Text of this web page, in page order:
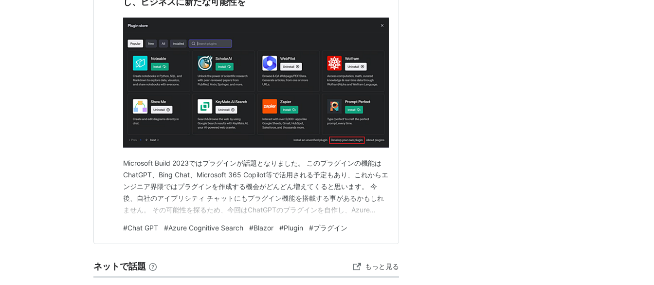
Microsoft Build 2023ではプラグインが話題となりました。 このプラグインの機能は
ChatGPT、Bing Chat、Microsoft 365 Copilot等で活用される予定もあり、これからエ
ンジニア界隈ではプラグインを作成する機会がどんどん増えてくると思います。 今
後、自社のアイプリシティ チャットにもプラグイン機能を搭載する事があるかもしれ
ません。 その可能性を探るため、今回はChatGPTのプラグインを自作し、Azure
要 作業手順 Visual StudioでBlaz…
#Chat GPT #Azure Cognitive Search #Blazor #Plugin #プラグイン
ネットで話題 もっと見る